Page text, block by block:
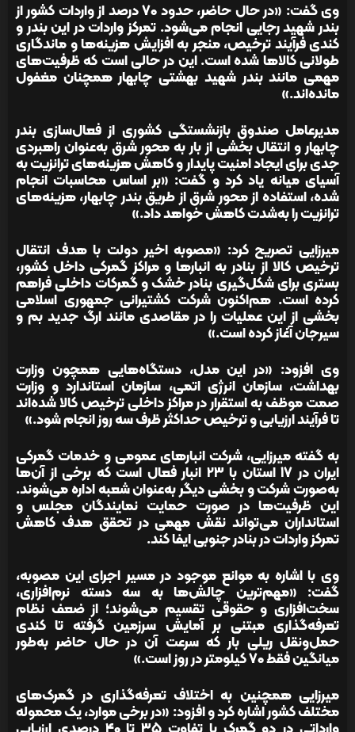
وی گفت: «در حال حاضر، حدود ۷۰ درصد از واردات کشور از
بندر شهید رجایی انجام می‌شود. تمرکز واردات در این بندر و
کندی فرآیند ترخیص، منجر به افزایش هزینه‌ها و ماندگاری
طولانی کالاها شده است. این در حالی است که ظرفیت‌های
مهمی مانند بندر شهید بهشتی چابهار همچنان مغفول
مانده‌اند.»
مدیرعامل صندوق بازنشستگی کشوری از فعال‌سازی بندر
چابهار و انتقال بخشی از بار به محور شرق به‌عنوان راهبردی
جدی برای ایجاد امنیت پایدار و کاهش هزینه‌های ترانزیت به
آسیای میانه یاد کرد و گفت: «بر اساس محاسبات انجام
شده، استفاده از محور شرق از طریق بندر چابهار، هزینه‌های
ترانزیت را به‌شدت کاهش خواهد داد.»
میرزایی تصریح کرد: «مصوبه اخیر دولت با هدف انتقال
ترخیص کالا از بنادر به انبارها و مراکز گمرکی داخل کشور،
بستری برای شکل‌گیری بنادر خشک و گمرکات داخلی فراهم
کرده است. هم‌اکنون شرکت کشتیرانی جمهوری اسلامی
بخشی از این عملیات را در مقاصدی مانند ارگ جدید بم و
سیرجان آغاز کرده است.»
وی افزود: «در این مدل، دستگاه‌هایی همچون وزارت
بهداشت، سازمان انرژی اتمی، سازمان استاندارد و وزارت
صمت موظف به استقرار در مراکز داخلی ترخیص کالا شده‌اند
تا فرآیند ارزیابی و ترخیص حداکثر ظرف سه روز انجام شود.»
به گفته میرزایی، شرکت انبارهای عمومی و خدمات گمرکی
ایران در ۱۷ استان با ۲۳ انبار فعال است که برخی از آن‌ها
به‌صورت شرکت و بخشی دیگر به‌عنوان شعبه اداره می‌شوند.
این ظرفیت‌ها در صورت حمایت نمایندگان مجلس و
استانداران می‌تواند نقش مهمی در تحقق هدف کاهش
تمرکز واردات در بنادر جنوبی ایفا کند.
وی با اشاره به موانع موجود در مسیر اجرای این مصوبه،
گفت: «مهم‌ترین چالش‌ها به سه دسته نرم‌افزاری،
سخت‌افزاری و حقوقی تقسیم می‌شوند؛ از ضعف نظام
تعرفه‌گذاری مبتنی بر آمایش سرزمین گرفته تا کندی
حمل‌ونقل ریلی بار که سرعت آن در حال حاضر به‌طور
میانگین فقط ۷۰ کیلومتر در روز است.»
میرزایی همچنین به اختلاف تعرفه‌گذاری در گمرک‌های
مختلف کشور اشاره کرد و افزود: «در برخی موارد، یک محموله